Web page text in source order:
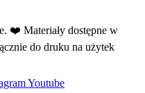
❤️ Materiały dostępne w
do druku na użytek
Youtube